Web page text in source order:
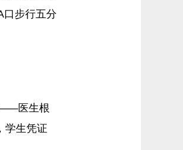
口步行五分
医生根
学生凭证